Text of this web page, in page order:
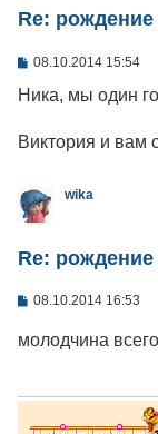
Re:
С
о
е
08.10.2014 15:54
Ника, мы один
Виктория и вам
wika
Re:
С
б
н
е
08.10.2014 16:53
молодчина